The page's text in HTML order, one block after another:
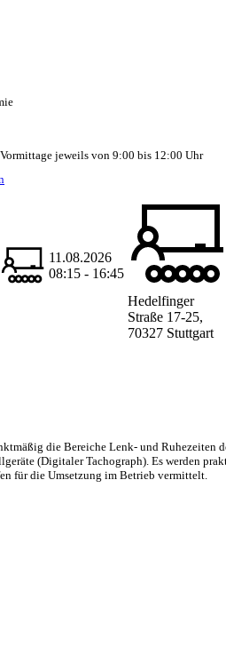
jeweils von 9:00 bis 12:00 Uhr
11.08.2026
08:15 - 16:45
Hedelfinger
Straße 17-25,
70327 Stuttgart
die Bereiche Lenk- und Ruhezeiten
(Digitaler Tachograph). Es werden
für die Umsetzung im Betrieb vermittelt.